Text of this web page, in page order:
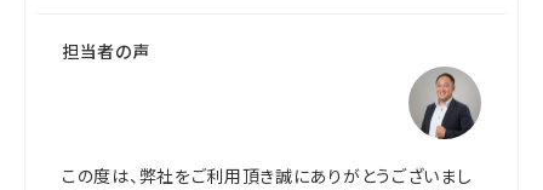
担当者の声
この度は、弊社をご利用頂き誠にありがとうございまし